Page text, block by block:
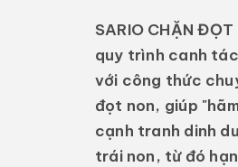
SARIO CHẶN ĐỌT
quy trình canh
với công thức
đọt non, giúp
cạnh tranh dinh
trái non, từ đó